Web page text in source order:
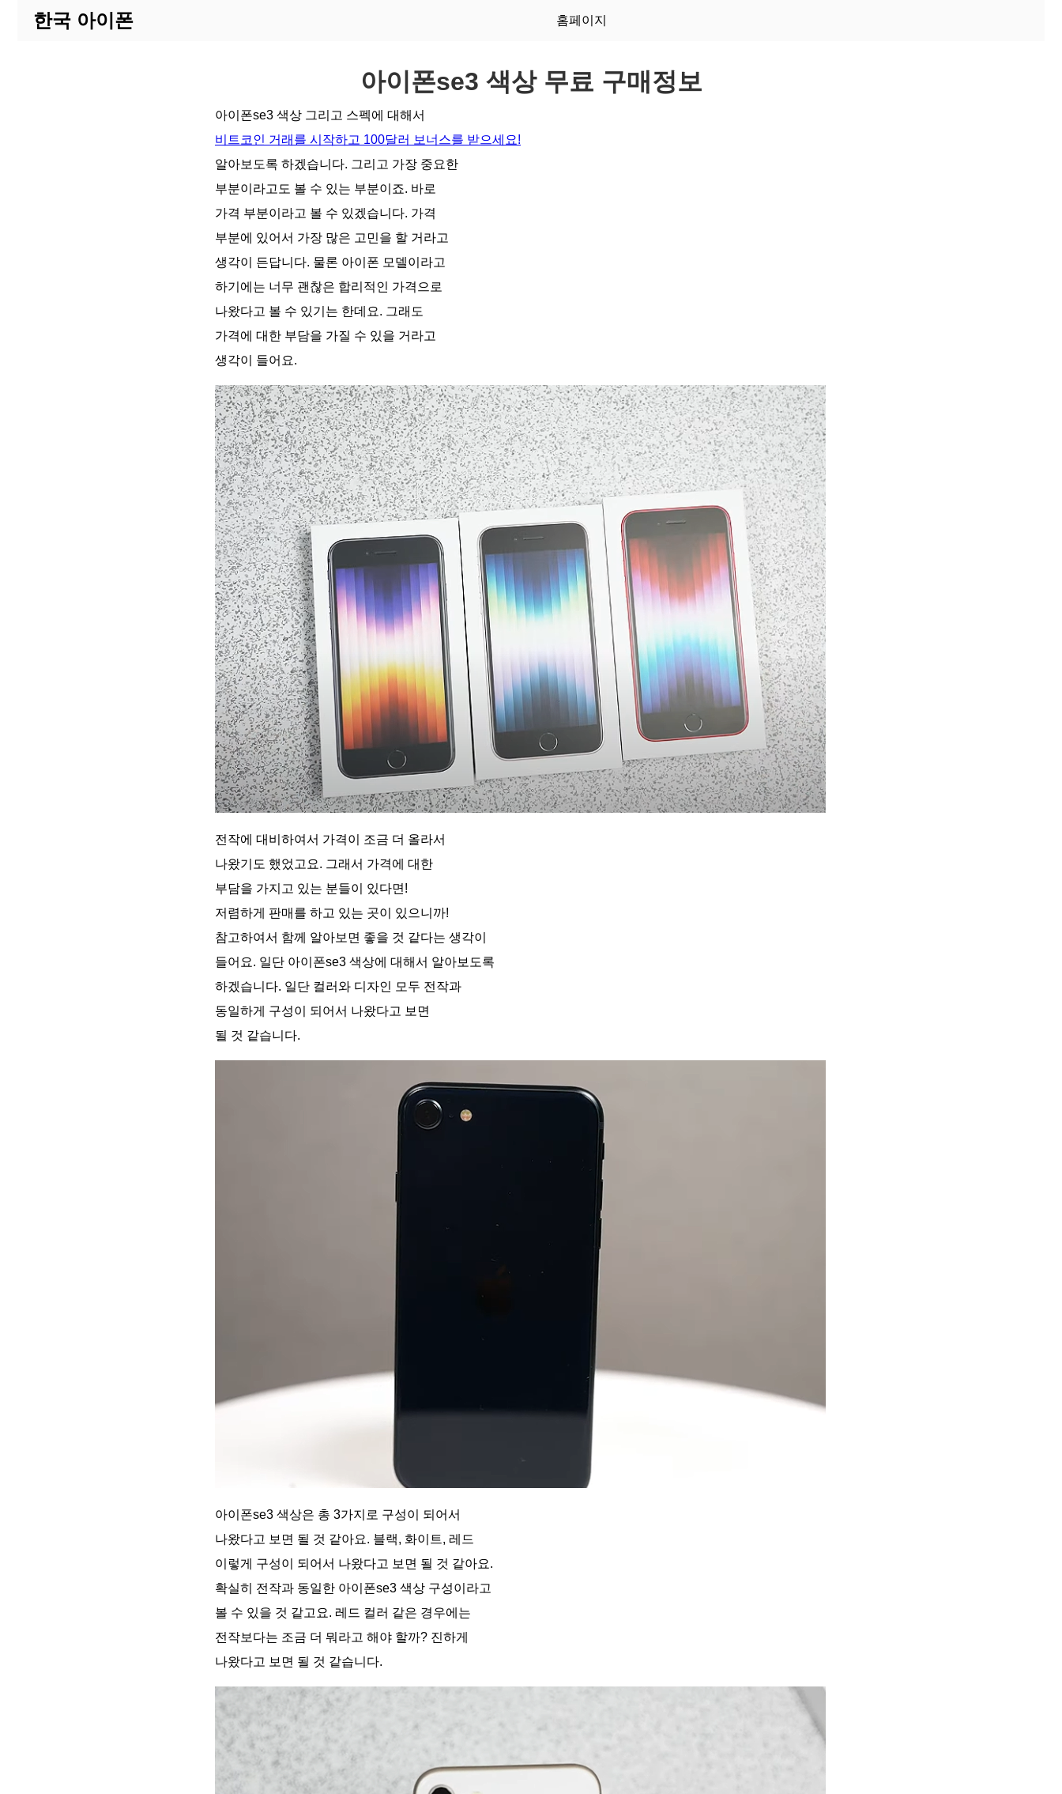
한국 아이폰 홈페이지
아이폰se3 색상 무료 구매정보
아이폰se3 색상 그리고 스펙에 대해서
비트코인 거래를 시작하고 100달러 보너스를 받으세요!
알아보도록 하겠습니다. 그리고 가장 중요한
부분이라고도 볼 수 있는 부분이죠. 바로
가격 부분이라고 볼 수 있겠습니다. 가격
부분에 있어서 가장 많은 고민을 할 거라고
생각이 든답니다. 물론 아이폰 모델이라고
하기에는 너무 괜찮은 합리적인 가격으로
나왔다고 볼 수 있기는 한데요. 그래도
가격에 대한 부담을 가질 수 있을 거라고
생각이 들어요.
전작에 대비하여서 가격이 조금 더 올라서
나왔기도 했었고요. 그래서 가격에 대한
부담을 가지고 있는 분들이 있다면!
저렴하게 판매를 하고 있는 곳이 있으니까!
참고하여서 함께 알아보면 좋을 것 같다는 생각이
들어요. 일단 아이폰se3 색상에 대해서 알아보도록
하겠습니다. 일단 컬러와 디자인 모두 전작과
동일하게 구성이 되어서 나왔다고 보면
될 것 같습니다.
아이폰se3 색상은 총 3가지로 구성이 되어서
나왔다고 보면 될 것 같아요. 블랙, 화이트, 레드
이렇게 구성이 되어서 나왔다고 보면 될 것 같아요.
확실히 전작과 동일한 아이폰se3 색상 구성이라고
볼 수 있을 것 같고요. 레드 컬러 같은 경우에는
전작보다는 조금 더 뭐라고 해야 할까? 진하게
나왔다고 보면 될 것 같습니다.